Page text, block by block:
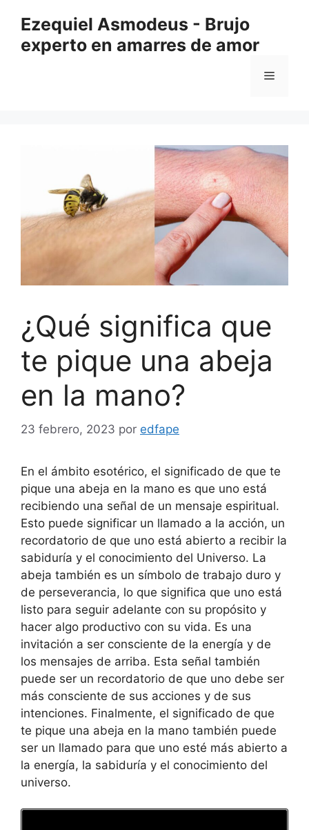
contenido
Ezequiel Asmodeus - Brujo
experto en amarres de amor
Menú
¿Qué significa que
te pique una abeja
en la mano?
23 febrero, 2023 por edfape
En el ámbito esotérico, el significado de que te
pique una abeja en la mano es que uno está
recibiendo una señal de un mensaje espiritual.
Esto puede significar un llamado a la acción, un
recordatorio de que uno está abierto a recibir la
sabiduría y el conocimiento del Universo. La
abeja también es un símbolo de trabajo duro y
de perseverancia, lo que significa que uno está
listo para seguir adelante con su propósito y
hacer algo productivo con su vida. Es una
invitación a ser consciente de la energía y de
los mensajes de arriba. Esta señal también
puede ser un recordatorio de que uno debe ser
más consciente de sus acciones y de sus
intenciones. Finalmente, el significado de que
te pique una abeja en la mano también puede
ser un llamado para que uno esté más abierto a
la energía, la sabiduría y el conocimiento del
universo.